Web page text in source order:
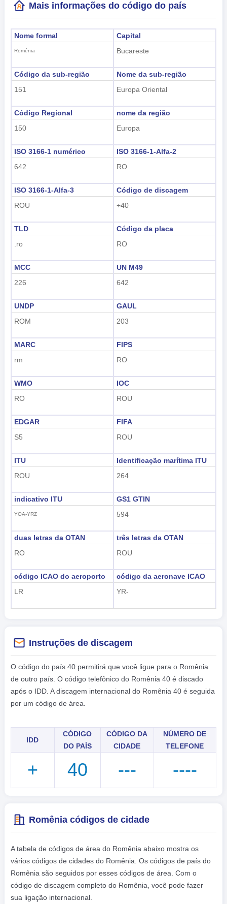
Mais informações do código do país
Nome formal
Romênia
Capital
Bucareste
Código da sub-região
151
Nome da sub-região
Europa Oriental
Código Regional
150
nome da região
Europa
ISO 3166-1 numérico
642
ISO 3166-1-Alfa-2
RO
ISO 3166-1-Alfa-3
ROU
Código de discagem
+40
TLD
.ro
Código da placa
RO
MCC
226
UN M49
642
UNDP
ROM
GAUL
203
MARC
rm
FIPS
RO
WMO
RO
IOC
ROU
EDGAR
S5
FIFA
ROU
ITU
ROU
Identificação marítima ITU
264
indicativo ITU
YOA-YRZ
GS1 GTIN
594
duas letras da OTAN
RO
três letras da OTAN
ROU
código ICAO do aeroporto
LR
código da aeronave ICAO
YR-
Instruções de discagem
O código do país 40 permitirá que você ligue para o Romênia
de outro país. O código telefônico do Romênia 40 é discado
após o IDD. A discagem internacional do Romênia 40 é seguida
por um código de área.
IDD
CÓDIGO
DO PAÍS
CÓDIGO DA
CIDADE
NÚMERO DE
TELEFONE
+ 40 --- ----
Romênia códigos de cidade
A tabela de códigos de área do Romênia abaixo mostra os
vários códigos de cidades do Romênia. Os códigos de país do
Romênia são seguidos por esses códigos de área. Com o
código de discagem completo do Romênia, você pode fazer
sua ligação internacional.